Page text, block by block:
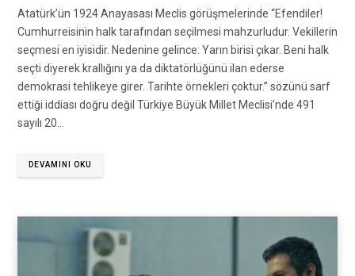
Atatürk’ün 1924 Anayasası Meclis görüşmelerinde “Efendiler!
Cumhurreisinin halk tarafından seçilmesi mahzurludur. Vekillerin
seçmesi en iyisidir. Nedenine gelince: Yarın birisi çıkar. Beni halk
seçti diyerek krallığını ya da diktatörlüğünü ilan ederse
demokrasi tehlikeye girer. Tarihte örnekleri çoktur.” sözünü sarf
ettiği iddiası doğru değil Türkiye Büyük Millet Meclisi’nde 491
sayılı 20…
DEVAMINI OKU